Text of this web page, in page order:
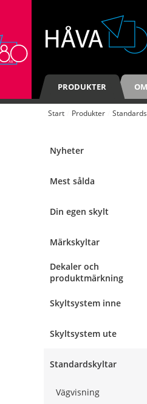
PRODUKTER
Start Produkter
Nyheter
Mest sålda
Din egen skylt
Märkskyltar
Dekaler och
produktmärkning
Skyltsystem inne
Skyltsystem ute
Standardskyltar
Vägvisning